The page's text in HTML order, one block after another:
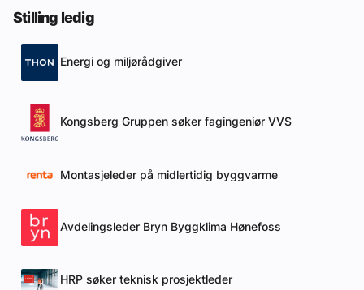
Stilling ledig
Energi og miljørådgiver
Kongsberg Gruppen søker fagingeniør VVS
Montasjeleder på midlertidig byggvarme
Avdelingsleder Bryn Byggklima Hønefoss
HRP søker teknisk prosjektleder